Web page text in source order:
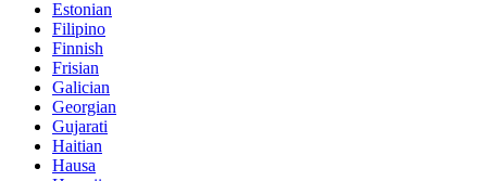
Estonian
Filipino
Finnish
Frisian
Galician
Georgian
Gujarati
Haitian
Hausa